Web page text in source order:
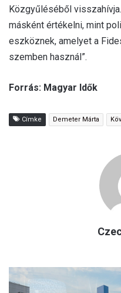
Közgyűléséből
másként értékelni, mint
eszköznek, amelyet a
szemben használ”.
Forrás: Magyar Idők
Címke Demeter Márta